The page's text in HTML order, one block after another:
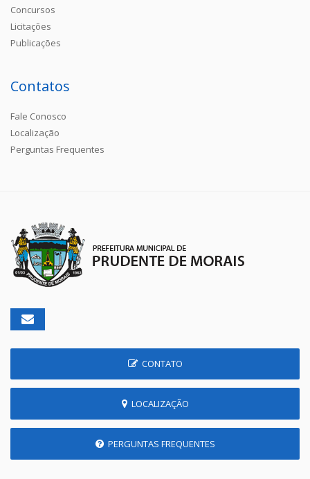
Concursos
Licitações
Publicações
Contatos
Fale Conosco
Localização
Perguntas Frequentes
CONTATO
LOCALIZAÇÃO
PERGUNTAS FREQUENTES